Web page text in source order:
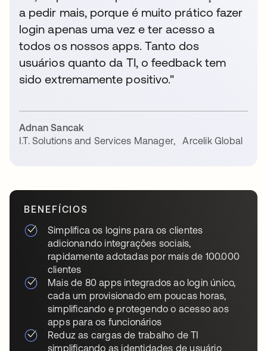
a pedir mais, porque é muito prático fazer
login apenas uma vez e ter acesso a
todos os nossos apps. Tanto dos
usuários quanto da TI, o feedback tem
sido extremamente positivo."
Adnan Sancak
I.T. Solutions and Services Manager, Arcelik Global
BENEFÍCIOS
Simplifica os logins para os clientes
adicionando integrações sociais,
rapidamente adotadas por mais de 100.000
clientes
Mais de 80 apps integrados ao login único,
cada um provisionado em poucas horas,
simplificando e protegendo o acesso aos
apps para os funcionários
Reduz as cargas de trabalho de TI
simplificando as identidades de usuário